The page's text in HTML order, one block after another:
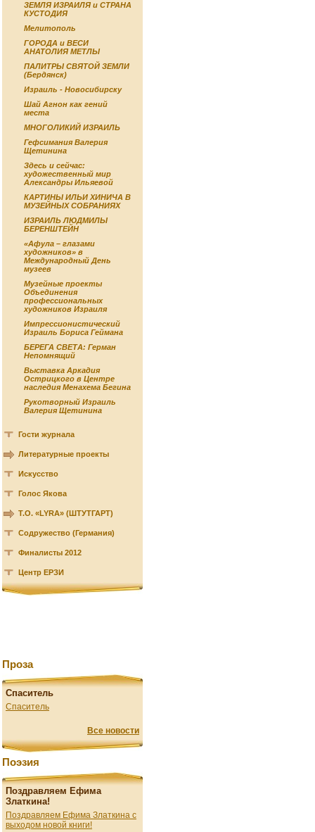
ЗЕМЛЯ ИЗРАИЛЯ и СТРАНА
КУСТОДИЯ
Мелитополь
ГОРОДА и ВЕСИ
АНАТОЛИЯ МЕТЛЫ
ПАЛИТРЫ СВЯТОЙ ЗЕМЛИ
(Бердянск)
Израиль - Новосибирску
Шай Агнон как гений
места
МНОГОЛИКИЙ ИЗРАИЛЬ
Гефсимания Валерия
Щетинина
Здесь и сейчас:
художественный мир
Александры Ильяевой
КАРТИНЫ ИЛЬИ ХИНИЧА В
МУЗЕЙНЫХ СОБРАНИЯХ
ИЗРАИЛЬ ЛЮДМИЛЫ
БЕРЕНШТЕЙН
«Афула – глазами
художников» в
Международный День
музеев
Музейные проекты
Объединения
профессиональных
художников Израиля
Импрессионистический
Израиль Бориса Геймана
БЕРЕГА СВЕТА: Герман
Непомнящий
Выставка Аркадия
Острицкого в Центре
наследия Менахема Бегина
Рукотворный Израиль
Валерия Щетинина
Гости журнала
Литературные проекты
Искусство
Голос Якова
Т.О. «LYRA» (ШТУТГАРТ)
Содружество (Германия)
Финалисты 2012
Центр ЕРЗИ
Проза
Спаситель
Спаситель
Все новости
Поэзия
Поздравляем Ефима
Златкина!
Поздравляем Ефима Златкина с
выходом новой книги!